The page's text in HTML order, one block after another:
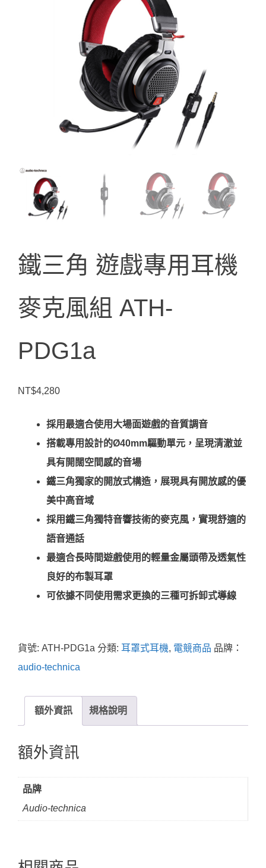
鐵三角 遊戲專用耳機
麥克風組 ATH-
PDG1a
NT$4,280
採用最適合使用大場面遊戲的音質調音
搭載專用設計的Ø40mm驅動單元，呈現清澈並
具有開闊空間感的音場
鐵三角獨家的開放式構造，展現具有開放感的優
美中高音域
採用鐵三角獨特音響技術的麥克風，實現舒適的
語音通話
最適合長時間遊戲使用的輕量金屬頭帶及透氣性
良好的布製耳罩
可依據不同使用需求更換的三種可拆卸式導線
貨號: ATH-PDG1a 分類: 耳罩式耳機, 電競商品 品牌：
audio-technica
額外資訊 規格說明
額外資訊
品牌
Audio-technica